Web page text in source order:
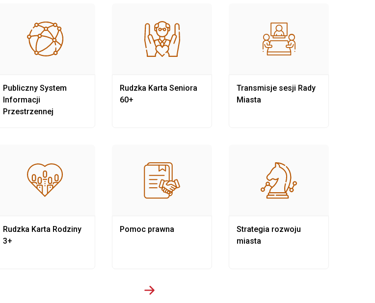
Publiczny System
Informacji
Przestrzennej
Rudzka Karta Rodziny
3+
Rudzka Karta Seniora
60+
Pomoc prawna
Transmisje sesji Rady
Miasta
Strategia rozwoju
miasta